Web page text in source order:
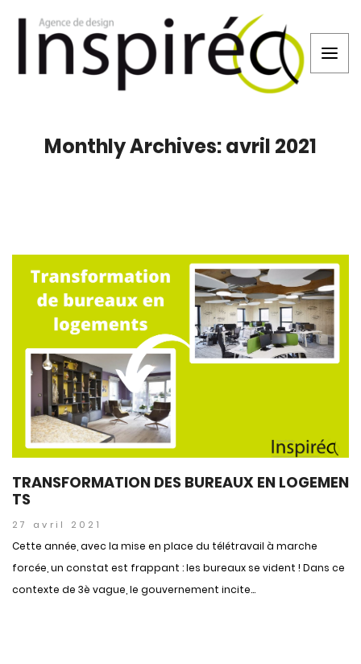
Monthly Archives: avril 2021
TRANSFORMATION DES BUREAUX EN LOGEMEN
TS
27 avril 2021
Cette année, avec la mise en place du télétravail à marche
forcée, un constat est frappant : les bureaux se vident ! Dans ce
contexte de 3è vague, le gouvernement incite...